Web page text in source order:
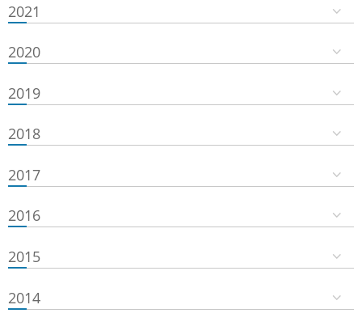
2021
2020
2019
2018
2017
2016
2015
2014